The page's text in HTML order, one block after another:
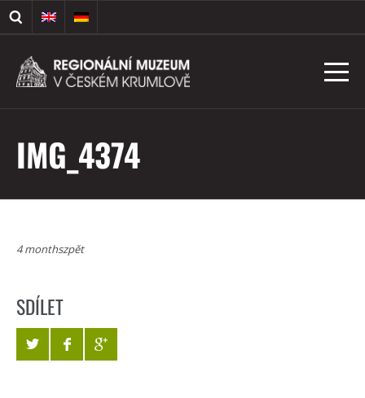
IMG_4374
4 monthszpět
SDÍLET